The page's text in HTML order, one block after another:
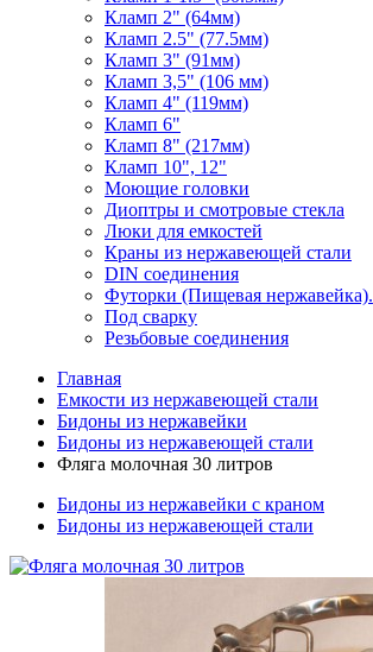
Кламп 2" (64мм)
Кламп 2.5" (77.5мм)
Кламп 3" (91мм)
Кламп 3,5" (106 мм)
Кламп 4" (119мм)
Кламп 6"
Кламп 8" (217мм)
Кламп 10", 12"
Моющие головки
Диоптры и смотровые стекла
Люки для емкостей
Краны из нержавеющей стали
DIN соединения
Футорки (Пищевая нержавейка).
Под сварку
Резьбовые соединения
Главная
Емкости из нержавеющей стали
Бидоны из нержавейки
Бидоны из нержавеющей стали
Фляга молочная 30 литров
Бидоны из нержавейки с краном
Бидоны из нержавеющей стали